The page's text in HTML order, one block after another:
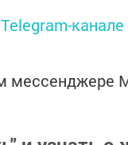
Telegram-канале
мессенджере